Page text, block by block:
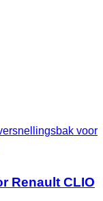
voor
Renault CLIO